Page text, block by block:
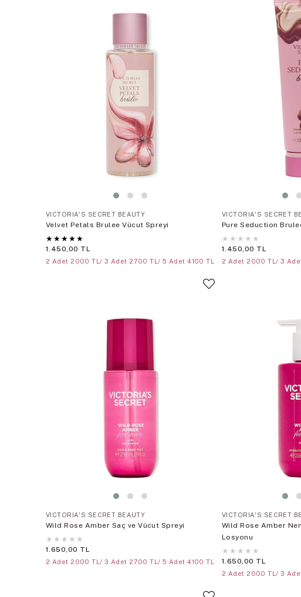
VICTORIA'S SECRET BEAUTY
Velvet Petals Brulee Vücut Spreyi
★ ★ ★ ★ ★
1.450,00 TL
2 Adet 2000 TL/ 3 Adet 2700 TL/ 5 Adet 4100 TL
VICTORIA'S SECRET
Pure Seduction
★ ★ ★ ★ ★
1.450,00 TL
2 Adet 2000 TL/ 3
VICTORIA'S SECRET BEAUTY
Wild Rose Amber Saç ve Vücut Spreyi
★ ★ ★ ★ ★
1.650,00 TL
2 Adet 2000 TL/ 3 Adet 2700 TL/ 5 Adet 4100 TL
VICTORIA'S SECRET
Wild Rose Amber
Losyonu
★ ★ ★ ★ ★
1.650,00 TL
2 Adet 2000 TL/ 3